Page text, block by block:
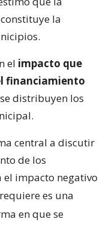
la
el impacto que
financiamiento
distribuyen los
central a discutir
de los
el impacto negativo
es una
en que se